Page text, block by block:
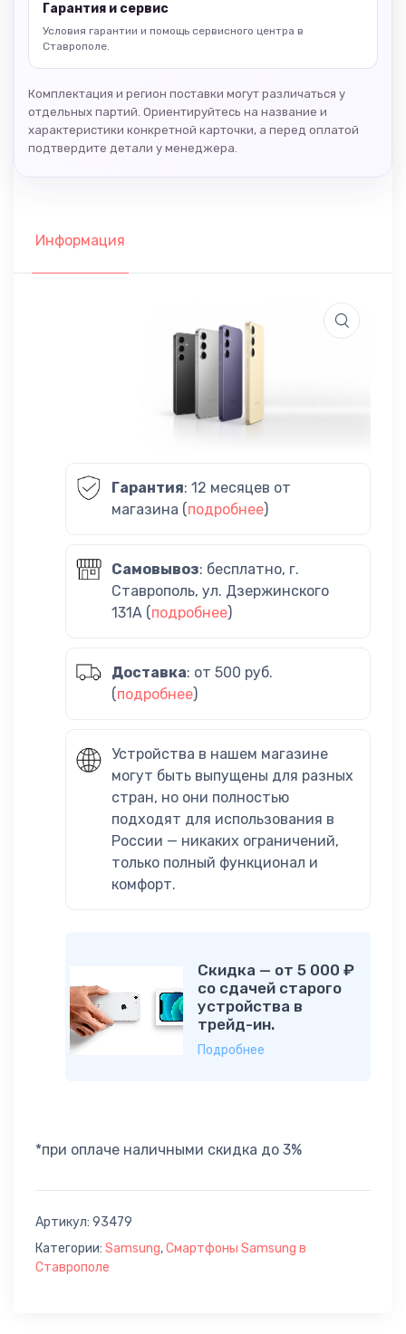
Гарантия и сервис
Условия гарантии и помощь сервисного центра в
Ставрополе.
Комплектация и регион поставки могут различаться у
отдельных партий. Ориентируйтесь на название и
характеристики конкретной карточки, а перед оплатой
подтвердите детали у менеджера.
Информация
Гарантия: 12 месяцев от
магазина (подробнее)
Самовывоз: бесплатно, г.
Ставрополь, ул. Дзержинского
131А (подробнее)
Доставка: от 500 руб.
(подробнее)
Устройства в нашем магазине
могут быть выпущены для разных
стран, но они полностью
подходят для использования в
России — никаких ограничений,
только полный функционал и
комфорт.
Скидка — от 5 000 ₽
со сдачей старого
устройства в
трейд-ин.
Подробнее
*при оплаче наличными скидка до 3%
Артикул: 93479
Категории: Samsung,Смартфоны Samsung в
Ставрополе